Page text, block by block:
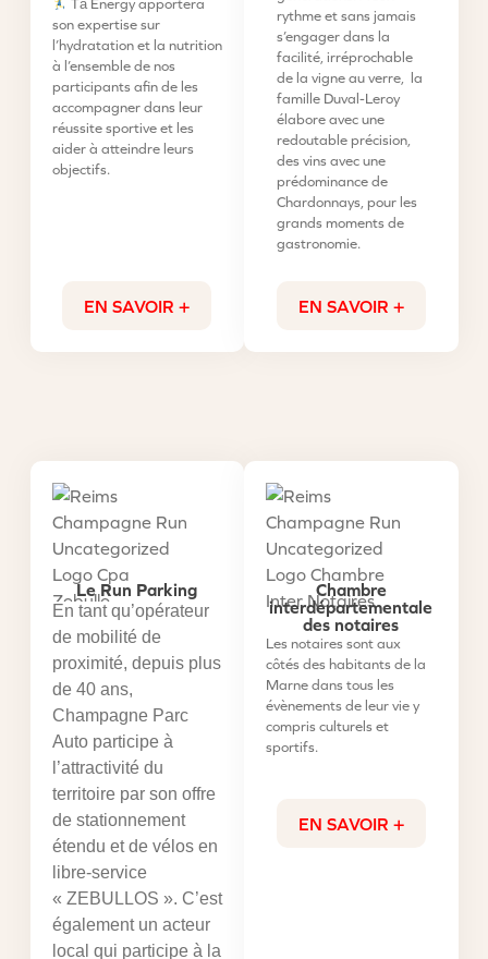
Tā Energy apportera
son expertise sur
l’hydratation et la nutrition
à l’ensemble de nos
participants afin de les
accompagner dans leur
réussite sportive et les
aider à atteindre leurs
objectifs.
EN SAVOIR +
rythme et sans jamais
s’engager dans la
facilité, irréprochable
de la vigne au verre, la
famille Duval-Leroy
élabore avec une
redoutable précision,
des vins avec une
prédominance de
Chardonnays, pour les
grands moments de
gastronomie.
EN SAVOIR +
Le Run Parking​
En tant qu’opérateur
de mobilité de
proximité, depuis plus
de 40 ans,
Champagne Parc
Auto participe à
l’attractivité du
territoire par son offre
de stationnement
étendu et de vélos en
libre-service
« ZEBULLOS ». C’est
également un acteur
local qui participe à la
Chambre
interdépartementale
des notaires
Les notaires sont aux
côtés des habitants de la
Marne dans tous les
évènements de leur vie y
compris culturels et
sportifs.
EN SAVOIR +